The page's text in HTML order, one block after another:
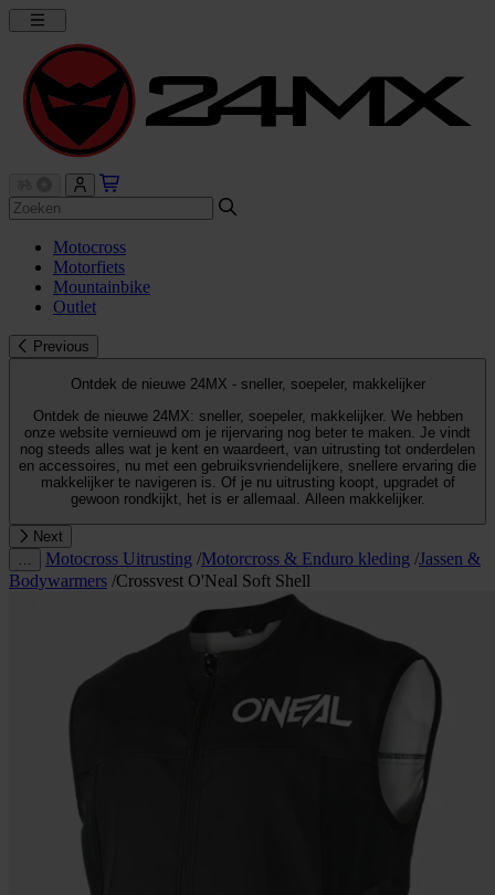
Motocross
Motorfiets
Mountainbike
Outlet
Previous
Ontdek de nieuwe 24MX - sneller, soepeler, makkelijker
Ontdek de nieuwe 24MX: sneller, soepeler, makkelijker. We hebben
onze website vernieuwd om je rijervaring nog beter te maken. Je vindt
nog steeds alles wat je kent en waardeert, van uitrusting tot onderdelen
en accessoires, nu met een gebruiksvriendelijkere, snellere ervaring die
makkelijker te navigeren is. Of je nu uitrusting koopt, upgradet of
gewoon rondkijkt, het is er allemaal. Alleen makkelijker.
Next
Motocross Uitrusting /Motorcross & Enduro kleding /Jassen &
Bodywarmers /Crossvest O'Neal Soft Shell